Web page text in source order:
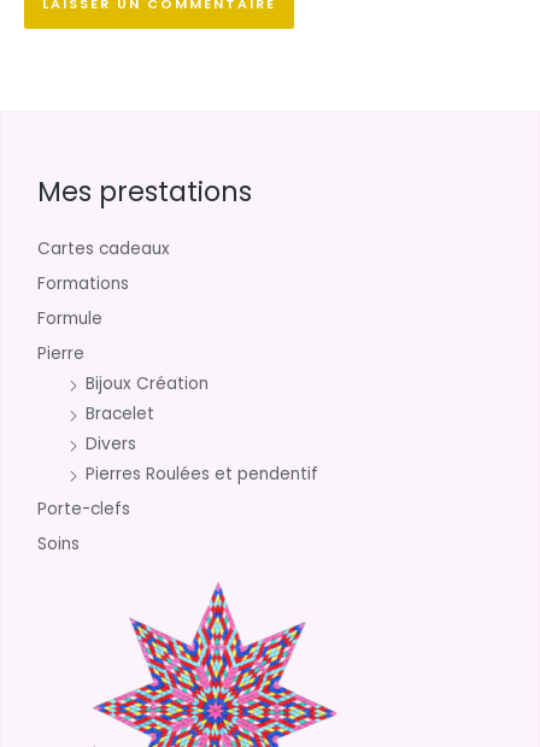
Mes prestations
Cartes cadeaux
Formations
Formule
Pierre
Bijoux Création
Bracelet
Divers
Pierres Roulées et pendentif
Porte-clefs
Soins